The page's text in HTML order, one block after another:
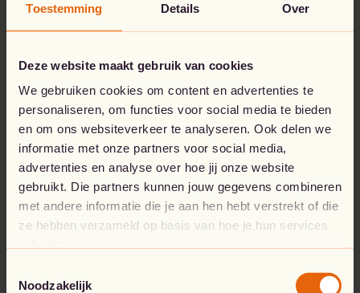
Toestemming Details Over
Deze website maakt gebruik van cookies
We gebruiken cookies om content en advertenties te
personaliseren, om functies voor social media te bieden
en om ons websiteverkeer te analyseren. Ook delen we
informatie met onze partners voor social media,
advertenties en analyse over hoe jij onze website
gebruikt. Die partners kunnen jouw gegevens combineren
met andere informatie die je aan hen hebt verstrekt of die
ze hebben verzameld op basis van hoe je hun services
Noodzakelijk
Oeps!Er is iets misgelopen.
De pagina die je zoekt, lijkt niet te bestaan.
Ga naar de startpagina